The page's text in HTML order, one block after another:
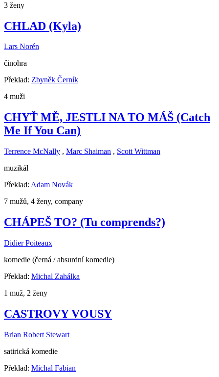
3 ženy
CHLAD (Kyla)
Lars Norén
činohra
Překlad: Zbyněk Černík
4 muži
CHYŤ MĚ, JESTLI NA TO MÁŠ (Catch
Me If You Can)
Terrence McNally , Marc Shaiman , Scott Wittman
muzikál
Překlad: Adam Novák
7 mužů, 4 ženy, company
CHÁPEŠ TO? (Tu comprends?)
Didier Poiteaux
komedie (černá / absurdní komedie)
Překlad: Michal Zahálka
1 muž, 2 ženy
CASTROVY VOUSY
Brian Robert Stewart
satirická komedie
Překlad: Michal Fabian